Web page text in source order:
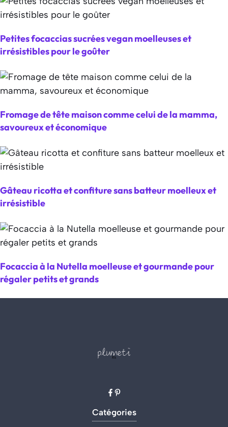
Petites focaccias sucrées vegan moelleuses et
irrésistibles pour le goûter
Fromage de tête maison comme celui de la mamma,
savoureux et économique
Gâteau ricotta et confiture sans batteur moelleux et
irrésistible
Focaccia à la Nutella moelleuse et gourmande pour
régaler petits et grands
Catégories